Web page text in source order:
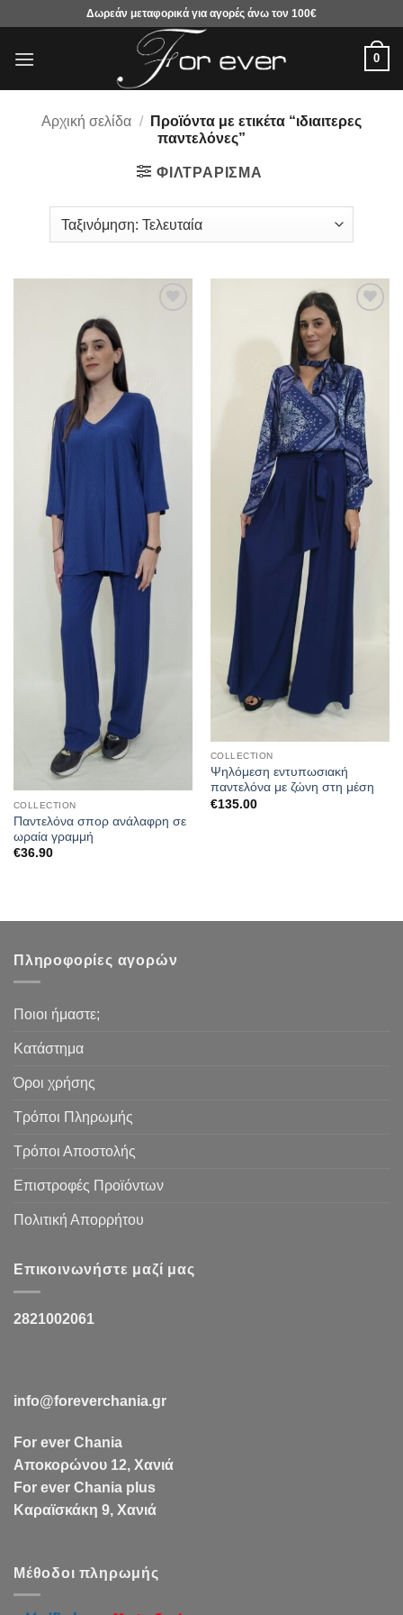
περιεχόμενο
Δωρεάν μεταφορικά για αγορές άνω τον 100€
0
Αρχική σελίδα /
Προϊόντα με ετικέτα “ιδιαιτερες
παντελόνες”
ΦΙΛΤΡΆΡΙΣΜΑ
COLLECTION
Παντελόνα σπορ ανάλαφρη σε
ωραία γραμμή
€36.90
Προσθήκη
αγαπημένα
COLLECTION
Ψηλόμεση εντυπωσιακή
παντελόνα με ζώνη στη μέση
€135.00
Πληροφορίες αγορών
Ποιοι ήμαστε;
Κατάστημα
Όροι χρήσης
Τρόποι Πληρωμής
Τρόποι Αποστολής
Επιστροφές Προϊόντων
Πολιτική Απορρήτου
Επικοινωνήστε μαζί μας
2821002061
info@foreverchania.gr
For ever Chania
Αποκορώνου 12, Χανιά
For ever Chania plus
Καραϊσκάκη 9, Χανιά
Μέθοδοι πληρωμής